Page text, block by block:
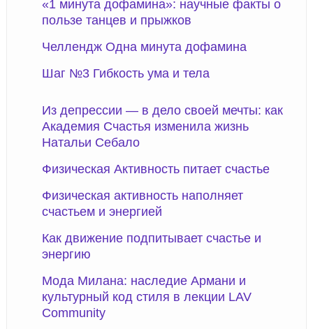
«1 минута дофамина»: научные факты о
пользе танцев и прыжков
Челлендж Одна минута дофамина
Шаг №3 Гибкость ума и тела
Из депрессии — в дело своей мечты: как
Академия Счастья изменила жизнь
Натальи Себало
Физическая Активность питает счастье
Физическая активность наполняет
счастьем и энергией
Как движение подпитывает счастье и
энергию
Мода Милана: наследие Армани и
культурный код стиля в лекции LAV
Community